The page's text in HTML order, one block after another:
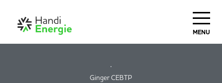
MENU
Ginger CEBTP